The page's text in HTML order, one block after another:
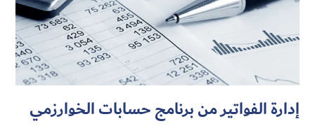
إدارة الفواتير من برنامج حسابات الخوارزمي